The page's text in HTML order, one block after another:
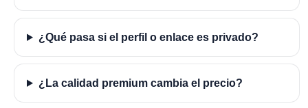
¿Qué pasa si el perfil o enlace es privado?
¿La calidad premium cambia el precio?